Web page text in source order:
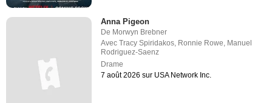
Anna Pigeon
De Morwyn Brebner
AvecTracy Spiridakos, Ronnie Rowe, Manuel
Rodriguez-Saenz
Drame
7 août 2026 sur USA Network Inc.